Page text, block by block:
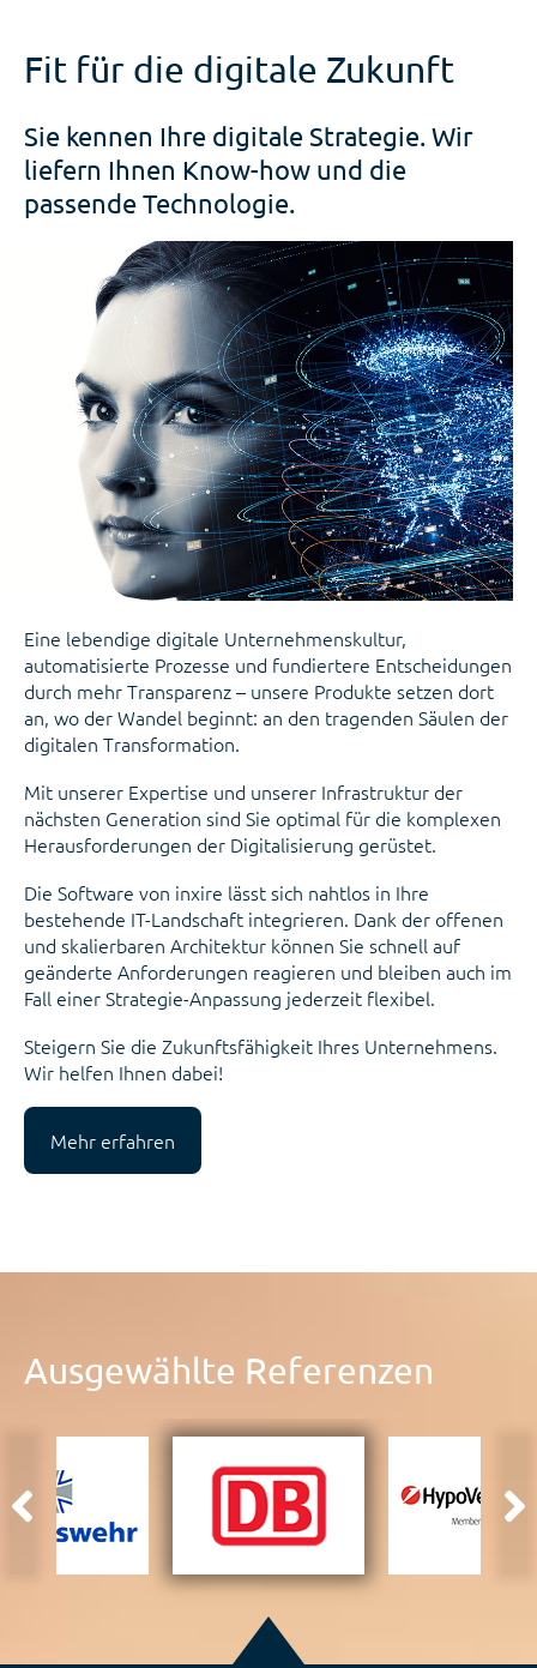
Fit für die digitale Zukunft
Sie kennen Ihre digitale Strategie. Wir
liefern Ihnen Know-how und die
passende Technologie.
Eine lebendige digitale Unternehmenskultur,
automatisierte Prozesse und fundiertere Entscheidungen
durch mehr Transparenz – unsere Produkte setzen dort
an, wo der Wandel beginnt: an den tragenden Säulen der
digitalen Transformation.
Mit unserer Expertise und unserer Infrastruktur der
nächsten Generation sind Sie optimal für die komplexen
Herausforderungen der Digitalisierung gerüstet.
Die Software von inxire lässt sich nahtlos in Ihre
bestehende IT-Landschaft integrieren. Dank der offenen
und skalierbaren Architektur können Sie schnell auf
geänderte Anforderungen reagieren und bleiben auch im
Fall einer Strategie-Anpassung jederzeit flexibel.
Steigern Sie die Zukunftsfähigkeit Ihres Unternehmens.
Wir helfen Ihnen dabei!
Mehr erfahren
Ausgewählte Referenzen